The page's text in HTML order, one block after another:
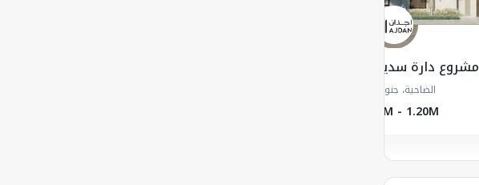
مشروع دارة سديم - فلل للبيع
الضاحية، جنوب، جدة
1.47M - 1.20M